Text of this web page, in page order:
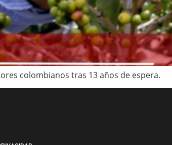
colombianos tras 13 años de espera.